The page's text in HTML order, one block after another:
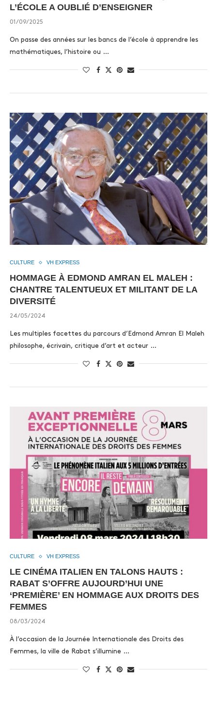
L’ÉCOLE A OUBLIÉ D’ENSEIGNER
01/09/2025
On passe des années sur les bancs de l’école à apprendre les
mathématiques, l’histoire ou …
CULTURE VH EXPRESS
HOMMAGE À EDMOND AMRAN EL MALEH :
CHANTRE TALENTUEUX ET MILITANT DE LA
DIVERSITÉ
24/05/2024
Les multiples facettes du parcours d’Edmond Amran El Maleh
philosophe, écrivain, critique d’art et acteur …
CULTURE VH EXPRESS
LE CINÉMA ITALIEN EN TALONS HAUTS :
RABAT S’OFFRE AUJOURD’HUI UNE
‘PREMIÈRE’ EN HOMMAGE AUX DROITS DES
FEMMES
08/03/2024
À l’occasion de la Journée Internationale des Droits des
Femmes, la ville de Rabat s’illumine …